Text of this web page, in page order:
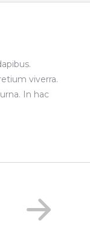
viverra.
In hac